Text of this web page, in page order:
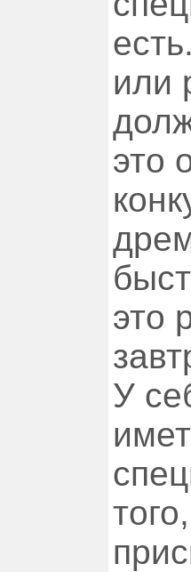
или
это
это
У